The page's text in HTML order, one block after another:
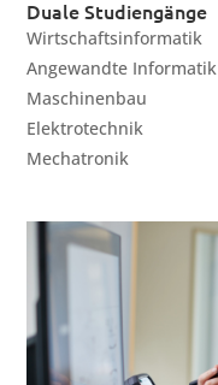
Duale Studiengänge
Wirtschaftsinformatik
Angewandte Informatik
Maschinenbau
Elektrotechnik
Mechatronik